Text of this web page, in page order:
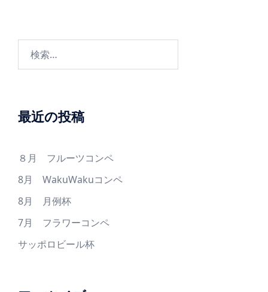
ョ
最近の投稿
８月 フルーツコンペ
8月 WakuWakuコンペ
8月 月例杯
7月 フラワーコンペ
サッポロビール杯